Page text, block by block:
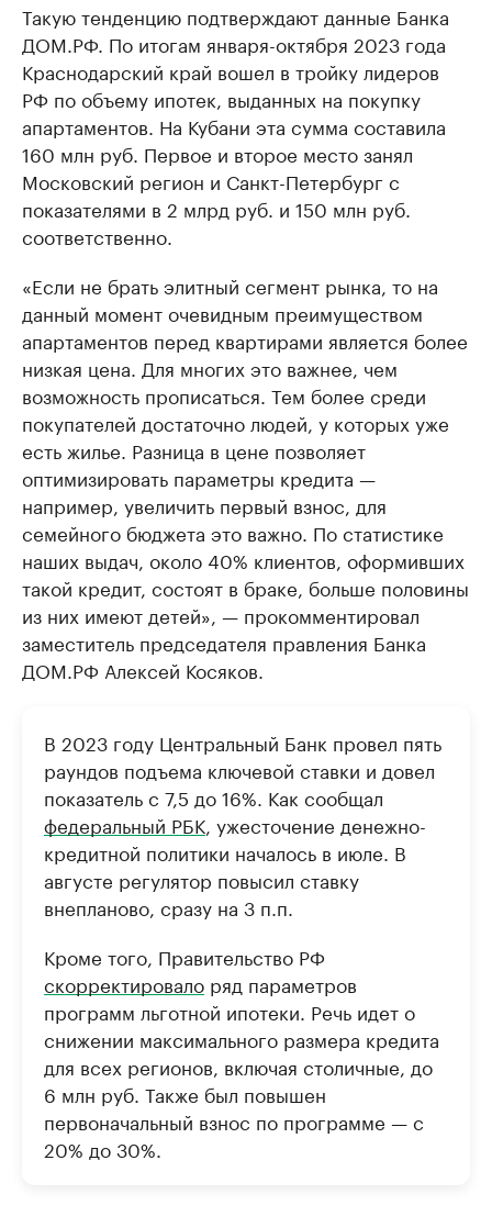
Такую тенденцию подтверждают данные Банка
ДОМ.РФ. По итогам января-октября 2023 года
Краснодарский край вошел в тройку лидеров
РФ по объему ипотек, выданных на покупку
апартаментов. На Кубани эта сумма составила
160 млн руб. Первое и второе место занял
Московский регион и Санкт-Петербург с
показателями в 2 млрд руб. и 150 млн руб.
соответственно.
«Если не брать элитный сегмент рынка, то на
данный момент очевидным преимуществом
апартаментов перед квартирами является более
низкая цена. Для многих это важнее, чем
возможность прописаться. Тем более среди
покупателей достаточно людей, у которых уже
есть жилье. Разница в цене позволяет
оптимизировать параметры кредита —
например, увеличить первый взнос, для
семейного бюджета это важно. По статистике
наших выдач, около 40% клиентов, оформивших
такой кредит, состоят в браке, больше половины
из них имеют детей», — прокомментировал
заместитель председателя правления Банка
ДОМ.РФ Алексей Косяков.
В 2023 году Центральный Банк провел пять
раундов подъема ключевой ставки и довел
показатель с 7,5 до 16%. Как сообщал
федеральный РБК, ужесточение денежно-
кредитной политики началось в июле. В
августе регулятор повысил ставку
внепланово, сразу на 3 п.п.
Кроме того, Правительство РФ
скорректировало ряд параметров
программ льготной ипотеки. Речь идет о
снижении максимального размера кредита
для всех регионов, включая столичные, до
6 млн руб. Также был повышен
первоначальный взнос по программе — с
20% до 30%.